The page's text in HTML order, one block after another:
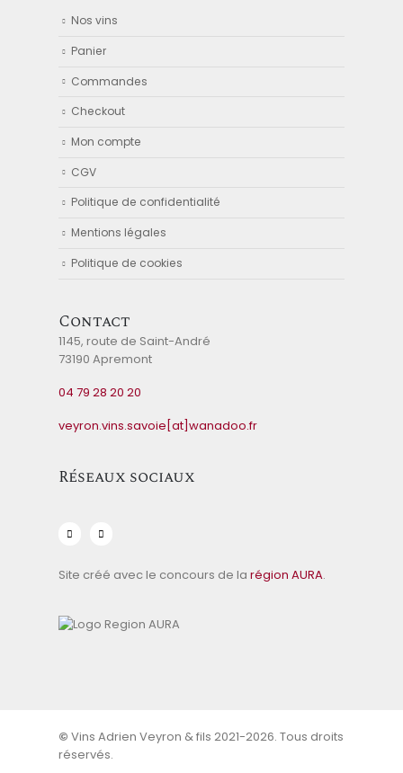
Nos vins
Panier
Commandes
Checkout
Mon compte
CGV
Politique de confidentialité
Mentions légales
Politique de cookies
Contact
1145, route de Saint-André
73190 Apremont
04 79 28 20 20
veyron.vins.savoie[at]wanadoo.fr
Réseaux sociaux
Site créé avec le concours de la région AURA.
© Vins Adrien Veyron & fils 2021-2026. Tous droits
réservés.